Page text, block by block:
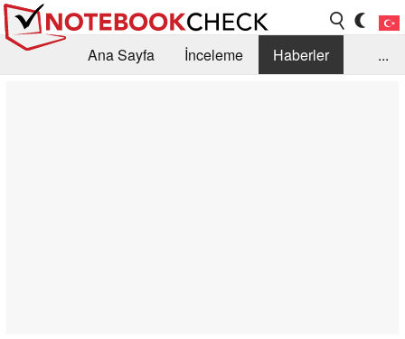
Ana Sayfa İnceleme
Haberler
...